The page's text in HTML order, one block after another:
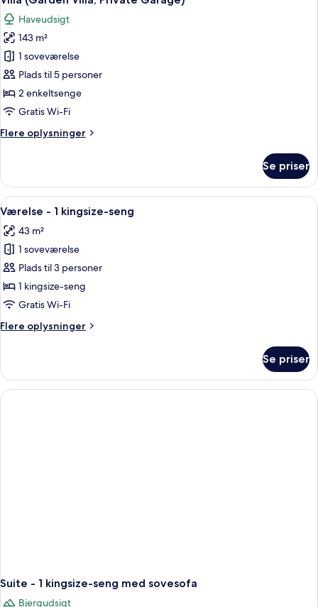
enkeltsenge
(Fuji
View)
alle
billeder
af
Villa
(Garden
Villa,
Private
Haveudsigt
143 m²
1 soveværelse
Plads til 5 personer
2 enkeltsenge
Gratis Wi-Fi
Flere oplysninger
Flere
(Garden
Villa,
Private
Se priser
Indlæs
alle
billeder
af
Værelse
-
1
seng
Et hotelværelse med en stor seng,
7
Værelse - 1 kingsize-seng
43 m²
1 soveværelse
Plads til 3 personer
1 kingsize-seng
Gratis Wi-Fi
Flere oplysninger
Flere
-
kingsize-
Se priser
Suite - 1 kingsize-seng med sovesofa
Bjergudsigt